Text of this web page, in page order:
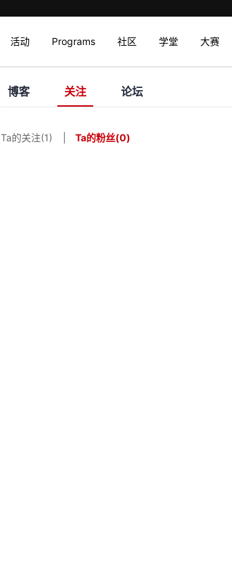
活动 Programs 社区 学堂 大赛
博客 关注 论坛
Ta的关注(1) Ta的粉丝(0)